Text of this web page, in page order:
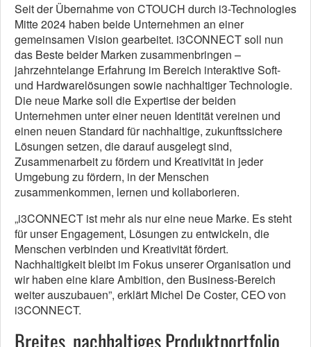
Seit der Übernahme von CTOUCH durch i3-Technologies
Mitte 2024 haben beide Unternehmen an einer
gemeinsamen Vision gearbeitet. i3CONNECT soll nun
das Beste beider Marken zusammenbringen –
jahrzehntelange Erfahrung im Bereich interaktive Soft-
und Hardwarelösungen sowie nachhaltiger Technologie.
Die neue Marke soll die Expertise der beiden
Unternehmen unter einer neuen Identität vereinen und
einen neuen Standard für nachhaltige, zukunftssichere
Lösungen setzen, die darauf ausgelegt sind,
Zusammenarbeit zu fördern und Kreativität in jeder
Umgebung zu fördern, in der Menschen
zusammenkommen, lernen und kollaborieren.
„i3CONNECT ist mehr als nur eine neue Marke. Es steht
für unser Engagement, Lösungen zu entwickeln, die
Menschen verbinden und Kreativität fördert.
Nachhaltigkeit bleibt im Fokus unserer Organisation und
wir haben eine klare Ambition, den Business-Bereich
weiter auszubauen”, erklärt Michel De Coster, CEO von
i3CONNECT.
Breites, nachhaltiges Produktportfolio